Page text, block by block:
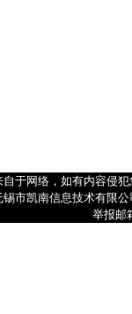
于网络，如有内容侵
锡市凯南信息技术有限
举报邮